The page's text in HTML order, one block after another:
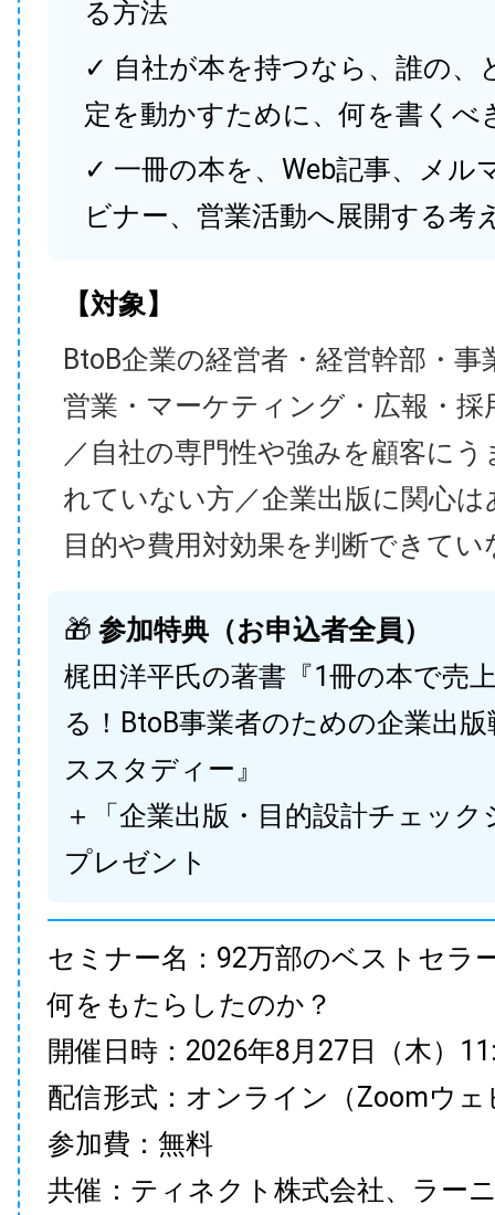
る方法
✓ 自社が本を持つなら、誰の、
定を動かすために、何を書くべ
✓ 一冊の本を、Web記事、メル
ビナー、営業活動へ展開する考
【対象】
BtoB企業の経営者・経営幹部・事
営業・マーケティング・広報・採
／自社の専門性や強みを顧客に
れていない方／企業出版に関心
目的や費用対効果を判断できてい
🎁 参加特典（お申込者全員）
梶田洋平氏の著書『1冊の本で売
る！BtoB事業者のための企業出
ススタディー』
＋「企業出版・目的設計チェック
プレゼント
セミナー名：92万部のベストセラ
何をもたらしたのか？
開催日時：2026年8月27日（木）
配信形式：オンライン（Zoomウェ
参加費：無料
共催：ティネクト株式会社、ラー